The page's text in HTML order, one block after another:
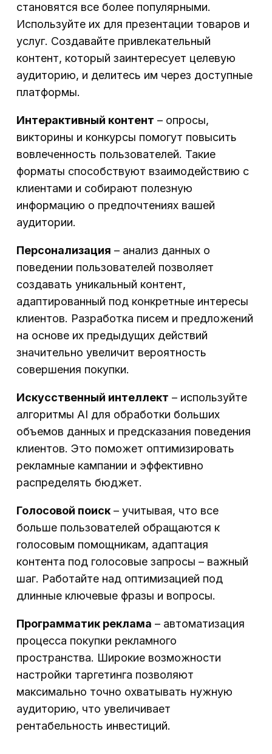
становятся все более популярными.
Используйте их для презентации товаров и
услуг. Создавайте привлекательный
контент, который заинтересует целевую
аудиторию, и делитесь им через доступные
платформы.
Интерактивный контент – опросы,
викторины и конкурсы помогут повысить
вовлеченность пользователей. Такие
форматы способствуют взаимодействию с
клиентами и собирают полезную
информацию о предпочтениях вашей
аудитории.
Персонализация – анализ данных о
поведении пользователей позволяет
создавать уникальный контент,
адаптированный под конкретные интересы
клиентов. Разработка писем и предложений
на основе их предыдущих действий
значительно увеличит вероятность
совершения покупки.
Искусственный интеллект – используйте
алгоритмы AI для обработки больших
объемов данных и предсказания поведения
клиентов. Это поможет оптимизировать
рекламные кампании и эффективно
распределять бюджет.
Голосовой поиск – учитывая, что все
больше пользователей обращаются к
голосовым помощникам, адаптация
контента под голосовые запросы – важный
шаг. Работайте над оптимизацией под
длинные ключевые фразы и вопросы.
Программатик реклама – автоматизация
процесса покупки рекламного
пространства. Широкие возможности
настройки таргетинга позволяют
максимально точно охватывать нужную
аудиторию, что увеличивает
рентабельность инвестиций.